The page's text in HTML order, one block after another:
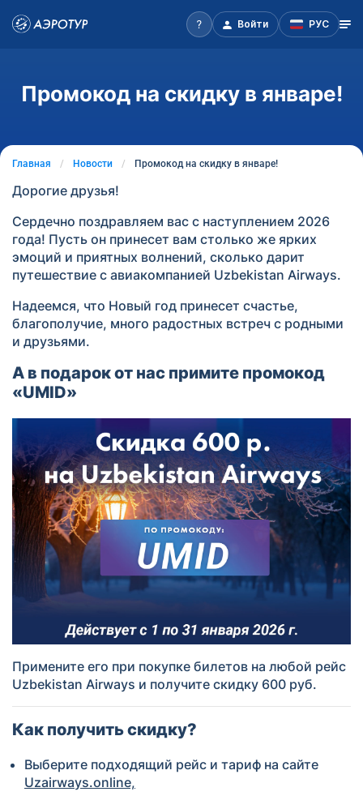
Войти РУС
Промокод на скидку в январе!
Главная Новости Промокод на скидку в январе!
Дорогие друзья!
Сердечно поздравляем вас с наступлением 2026
года! Пусть он принесет вам столько же ярких
эмоций и приятных волнений, сколько дарит
путешествие с авиакомпанией Uzbekistan Airways.
Надеемся, что Новый год принесет счастье,
благополучие, много радостных встреч с родными
и друзьями.
А в подарок от нас примите промокод
«UMID»
Примените его при покупке билетов на любой рейс
Uzbekistan Airways и получите скидку 600 руб.
Как получить скидку?
Выберите подходящий рейс и тариф на сайте
Uzairways.online,